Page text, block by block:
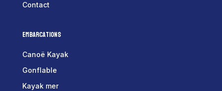
Contact
Embarcations
Canoë Kayak
Gonflable
Kayak mer